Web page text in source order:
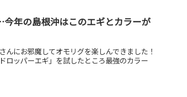
年の島根沖はこのエギとカラーが
んにお邪魔してオモリグを楽しんできました！
ロッパーエギ」を試したところ最強のカラー